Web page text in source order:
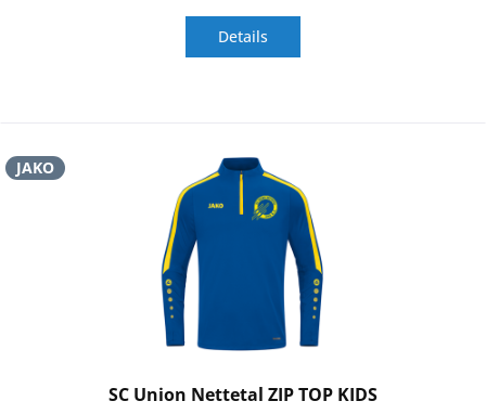
Details
JAKO
SC Union Nettetal ZIP TOP KIDS